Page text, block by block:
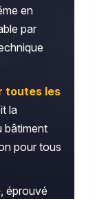
en
par
toutes les
la
bâtiment
pour tous
, éprouvé